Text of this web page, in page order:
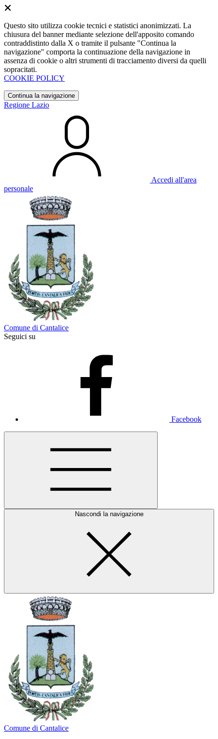
Questo sito utilizza cookie tecnici e statistici anonimizzati. La
chiusura del banner mediante selezione dell'apposito comando
contraddistinto dalla X o tramite il pulsante "Continua la
navigazione" comporta la continuazione della navigazione in
assenza di cookie o altri strumenti di tracciamento diversi da quelli
sopracitati.
COOKIE POLICY
Continua la navigazione
Regione Lazio
Accedi all'area
personale
Comune di Cantalice
Seguici su
Facebook
Nascondi la navigazione
Comune di Cantalice